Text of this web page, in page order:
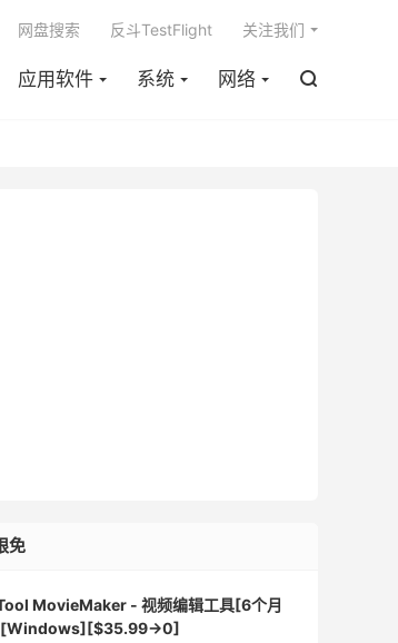
应用软件 系统 网络 
网盘搜索 反斗TestFlight 关注我们
免
MovieMaker - 视频编辑工具[6个月